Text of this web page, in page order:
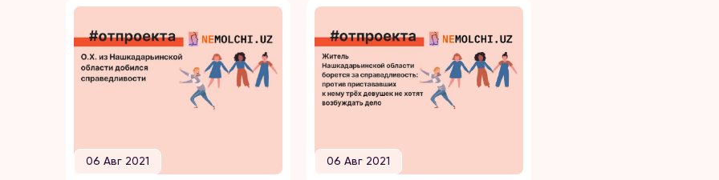
06 Авг 2021 06 Авг 2021